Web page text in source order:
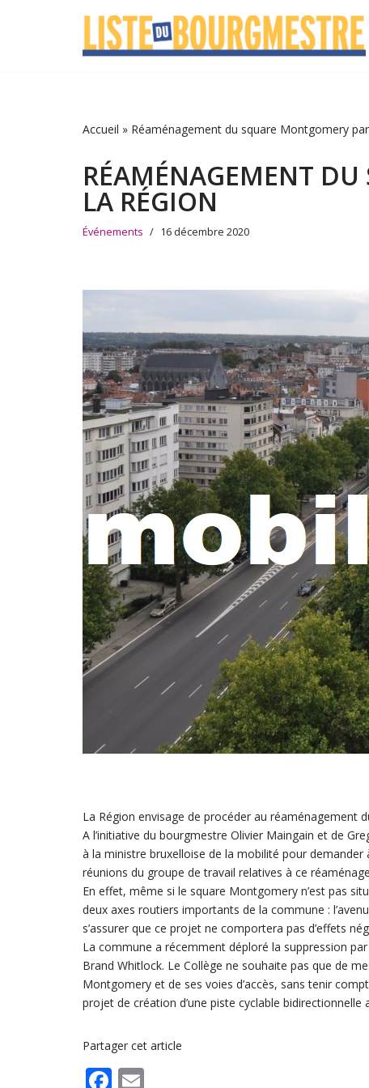
Accueil » Réaménagement du square Montgomery
RÉAMÉNAGEMENT
LA RÉGION
Événements 16 décembre 2020
La Région envisage de procéder au réaménagement
A l’initiative du bourgmestre Olivier Maingain et de
à la ministre bruxelloise de la mobilité pour
réunions du groupe de travail relatives à ce
En effet, même si le square Montgomery n’est pas
deux axes routiers importants de la commune :
s’assurer que ce projet ne comportera pas d’effets
La commune a récemment déploré la suppression
Brand Whitlock. Le Collège ne souhaite pas que de
Montgomery et de ses voies d’accès, sans tenir
projet de création d’une piste cyclable
Partager cet article
F